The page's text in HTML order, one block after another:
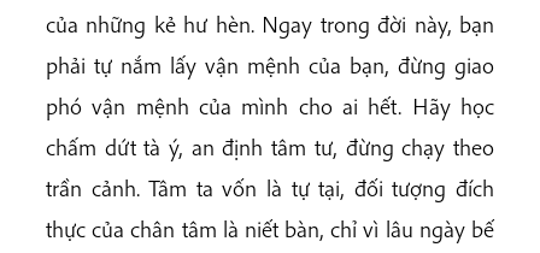
của những kẻ hư hèn. Ngay trong đời này, bạn
phải tự nắm lấy vận mệnh của bạn, đừng giao
phó vận mệnh của mình cho ai hết. Hãy học
chấm dứt tà ý, an định tâm tư, đừng chạy theo
trần cảnh. Tâm ta vốn là tự tại, đối tượng đích
thực của chân tâm là niết bàn, chỉ vì lâu ngày bế